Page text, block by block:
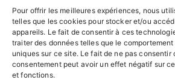
Pour offrir les meilleures expériences, nous
telles que les cookies pour stocker et/ou
appareils. Le fait de consentir à ces
traiter des données telles que le
uniques sur ce site. Le fait de ne pas consentir
consentement peut avoir un effet négatif sur
et fonctions.
Contacter la mairie
Pôle santé
Le Saucatais
Formalités administratives
Restauration scolaire